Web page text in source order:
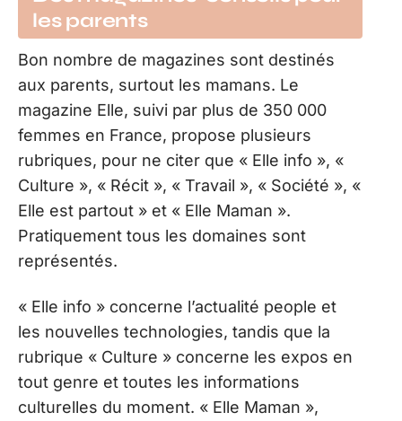
les parents
Bon nombre de magazines sont destinés
aux parents, surtout les mamans. Le
magazine Elle, suivi par plus de 350 000
femmes en France, propose plusieurs
rubriques, pour ne citer que « Elle info », «
Culture », « Récit », « Travail », « Société », «
Elle est partout » et « Elle Maman ».
Pratiquement tous les domaines sont
représentés.
« Elle info » concerne l’actualité people et
les nouvelles technologies, tandis que la
rubrique « Culture » concerne les expos en
tout genre et toutes les informations
culturelles du moment. « Elle Maman »,